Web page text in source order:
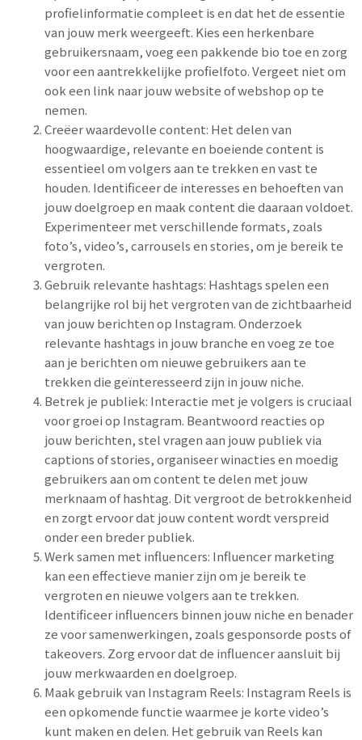
profielinformatie compleet is en dat het de essentie
van jouw merk weergeeft. Kies een herkenbare
gebruikersnaam, voeg een pakkende bio toe en zorg
voor een aantrekkelijke profielfoto. Vergeet niet om
ook een link naar jouw website of webshop op te
nemen.
Creëer waardevolle content: Het delen van
hoogwaardige, relevante en boeiende content is
essentieel om volgers aan te trekken en vast te
houden. Identificeer de interesses en behoeften van
jouw doelgroep en maak content die daaraan voldoet.
Experimenteer met verschillende formats, zoals
foto’s, video’s, carrousels en stories, om je bereik te
vergroten.
Gebruik relevante hashtags: Hashtags spelen een
belangrijke rol bij het vergroten van de zichtbaarheid
van jouw berichten op Instagram. Onderzoek
relevante hashtags in jouw branche en voeg ze toe
aan je berichten om nieuwe gebruikers aan te
trekken die geïnteresseerd zijn in jouw niche.
Betrek je publiek: Interactie met je volgers is cruciaal
voor groei op Instagram. Beantwoord reacties op
jouw berichten, stel vragen aan jouw publiek via
captions of stories, organiseer winacties en moedig
gebruikers aan om content te delen met jouw
merknaam of hashtag. Dit vergroot de betrokkenheid
en zorgt ervoor dat jouw content wordt verspreid
onder een breder publiek.
Werk samen met influencers: Influencer marketing
kan een effectieve manier zijn om je bereik te
vergroten en nieuwe volgers aan te trekken.
Identificeer influencers binnen jouw niche en benader
ze voor samenwerkingen, zoals gesponsorde posts of
takeovers. Zorg ervoor dat de influencer aansluit bij
jouw merkwaarden en doelgroep.
Maak gebruik van Instagram Reels: Instagram Reels is
een opkomende functie waarmee je korte video’s
kunt maken en delen. Het gebruik van Reels kan